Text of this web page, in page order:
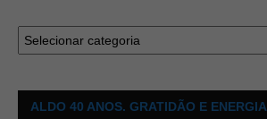
ALDO 40 ANOS. GRATIDÃO E